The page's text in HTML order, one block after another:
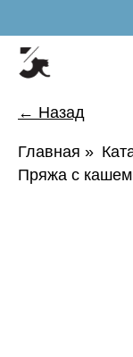
← Назад
Главная »
Пряжа с